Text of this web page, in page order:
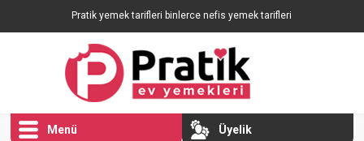
Pratik yemek tarifleri binlerce nefis yemek tarifleri
Menü Üyelik